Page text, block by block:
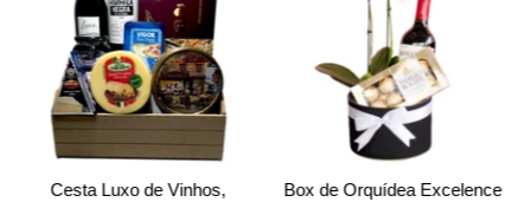
Cesta Luxo de Vinhos,
Box de Orquídea Excelence